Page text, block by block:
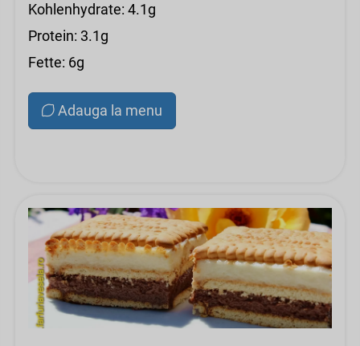
Kohlenhydrate: 4.1g
Protein: 3.1g
Fette: 6g
Adauga la menu